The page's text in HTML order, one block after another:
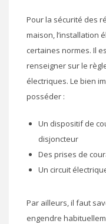
Pour la sécurité des
maison, l’installation
certaines normes. Il
renseigner sur le
électriques. Le bien
posséder :
Un dispositif de
disjoncteur
Des prises de
Un circuit
Par ailleurs, il faut
engendre